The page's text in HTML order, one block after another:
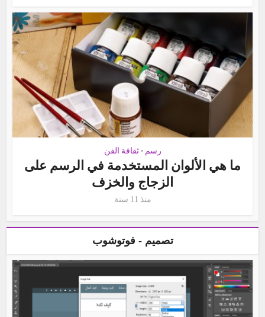
ثقافة الفن • رسم
ما هي الألوان المستخدمة في الرسم على
الزجاج والخزف
منذ 11 سنة
تصميم - فوتوشوب